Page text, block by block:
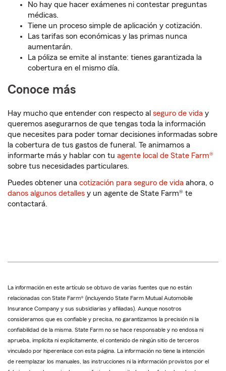
No hay que hacer exámenes ni contestar preguntas
médicas.
Tiene un proceso simple de aplicación y cotización.
Las tarifas son económicas y las primas nunca
aumentarán.
La póliza se emite al instante: tienes garantizada la
cobertura en el mismo día.
Conoce más
Hay mucho que entender con respecto al seguro de vida y
queremos asegurarnos de que tengas toda la información
que necesites para poder tomar decisiones informadas sobre
la cobertura de tus gastos de funeral. Te animamos a
informarte más y hablar con tu agente local de State Farm®
sobre tus necesidades particulares.
Puedes obtener una cotización para seguro de vida ahora, o
danos algunos detalles y un agente de State Farm® te
contactará.
La información en este artículo se obtuvo de varias fuentes que no están
relacionadas con State Farm® (incluyendo State Farm Mutual Automobile
Insurance Company y sus subsidiarias y afiliadas). Aunque nosotros
consideramos que es confiable y precisa, no garantizamos la precisión ni la
confiabilidad de la misma. State Farm no se hace responsable y no endosa ni
aprueba, implícita ni explícitamente, el contenido de ningún sitio de terceros
vinculado por hiperenlace con esta página. La información no tiene la intención
de reemplazar los manuales, las instrucciones ni la información provistos por el